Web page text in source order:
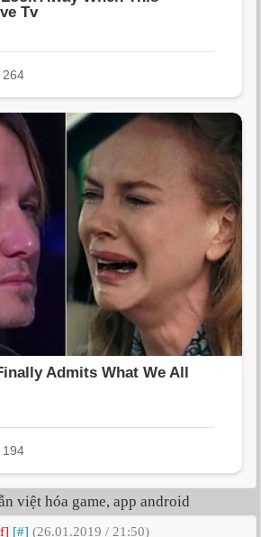
việt hóa game, app android
[#] (26.01.2019 / 21:50)